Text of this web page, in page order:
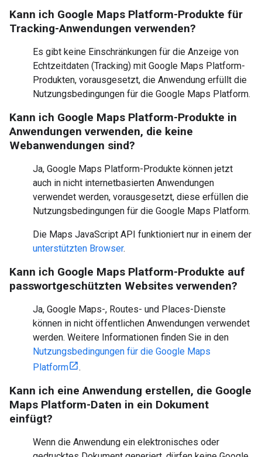
Kann ich Google Maps Platform-Produkte für
Tracking-Anwendungen verwenden?
Es gibt keine Einschränkungen für die Anzeige von
Echtzeitdaten (Tracking) mit Google Maps Platform-
Produkten, vorausgesetzt, die Anwendung erfüllt die
Nutzungsbedingungen für die Google Maps Platform.
Kann ich Google Maps Platform-Produkte in
Anwendungen verwenden, die keine
Webanwendungen sind?
Ja, Google Maps Platform-Produkte können jetzt
auch in nicht internetbasierten Anwendungen
verwendet werden, vorausgesetzt, diese erfüllen die
Nutzungsbedingungen für die Google Maps Platform.
Die Maps JavaScript API funktioniert nur in einem der
unterstützten Browser.
Kann ich Google Maps Platform-Produkte auf
passwortgeschützten Websites verwenden?
Ja, Google Maps-, Routes- und Places-Dienste
können in nicht öffentlichen Anwendungen verwendet
werden. Weitere Informationen finden Sie in den
Nutzungsbedingungen für die Google Maps
Platform
.
Kann ich eine Anwendung erstellen, die Google
Maps Platform-Daten in ein Dokument
einfügt?
Wenn die Anwendung ein elektronisches oder